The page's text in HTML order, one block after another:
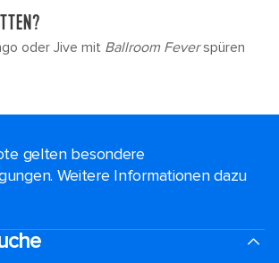
oder Jive mit Ballroom Feverspüren
gelten besondere
Weitere Informationen dazu